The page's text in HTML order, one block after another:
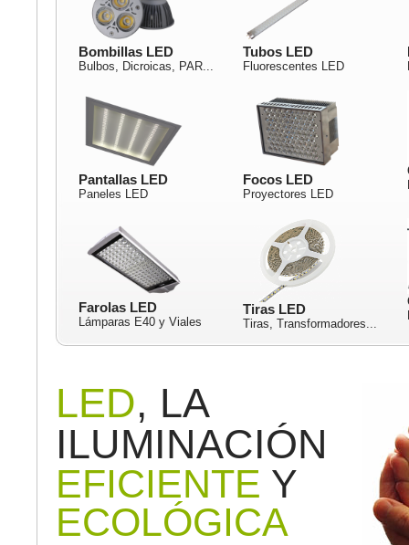
Bombillas LED
Bulbos, Dicroicas, PAR...
Tubos LED
Fluorescentes LED
Pantallas LED
Paneles LED
Focos LED
Proyectores LED
Farolas LED
Lámparas E40 y Viales
Tiras LED
Tiras, Transformadores...
LED, LA
ILUMINACIÓN
EFICIENTE Y
ECOLÓGICA